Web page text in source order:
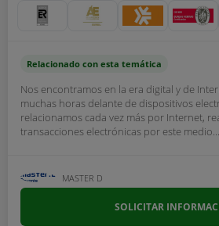
Relacionado con esta temática
Nos encontramos en la era digital y de
muchas horas delante de dispositivos
relacionamos cada vez más por Internet,
transacciones electrónicas por este
MASTER D
SOLICITAR